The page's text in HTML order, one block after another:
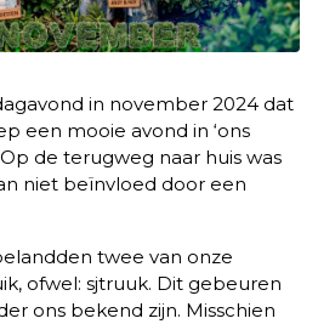
in november 2024 dat
een mooie avond in ‘ons
de terugweg naar huis was
niet beïnvloed door een
twee van onze
ofwel: sjtruuk. Dit gebeuren
ons bekend zijn. Misschien